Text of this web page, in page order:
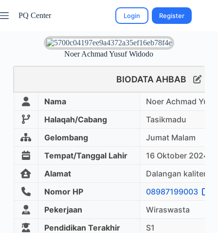
PQ Center Login Register
Noer Achmad Yusuf Widodo
BIODATA AHBAB
Nama
Noer Achmad
Halaqah/Cabang
Tasikmadu
Gelombang
Jumat Malam
Tempat/Tanggal Lahir
16 Oktober 2024
Alamat
Dalangan
Nomor HP
08987199003
Pekerjaan
Wiraswasta
Pendidikan Terakhir
S1